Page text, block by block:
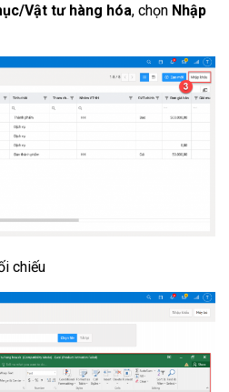
Vật tư hàng hóa, chọn Nhập
chiếu